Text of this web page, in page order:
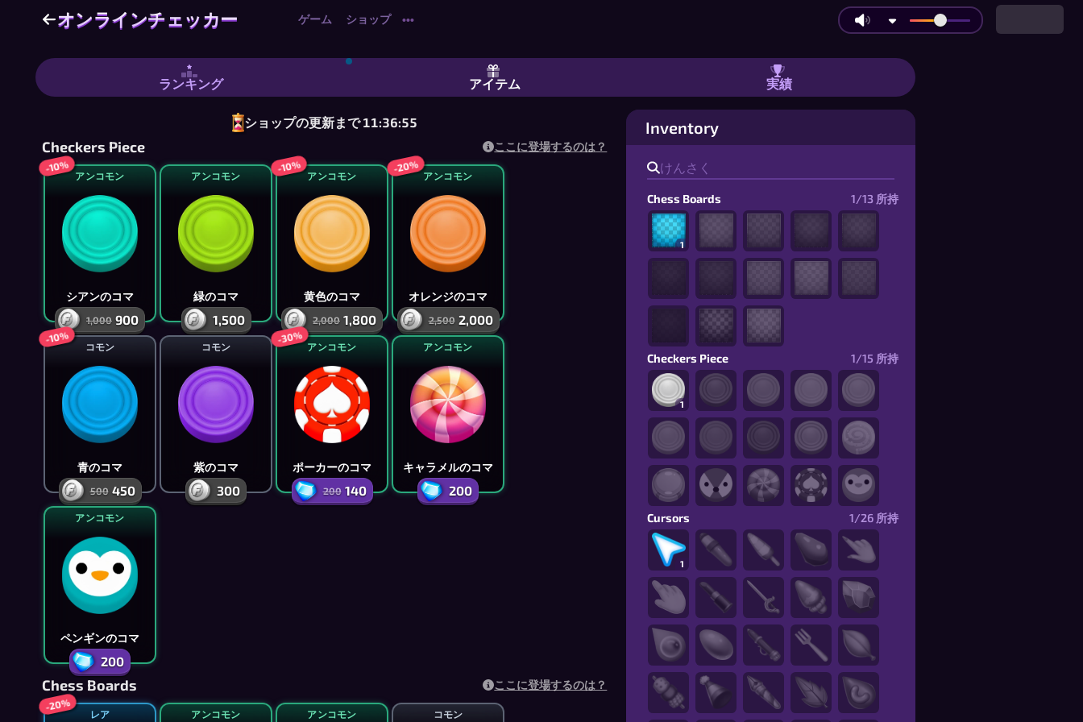
オンラインチェッカー
オンラインチェッカー ゲーム ショップ •••
オンラインチェッカー - 無料マルチプレイヤーのチェッカー＆ドラフツ：友達や7段階のAIボットと対戦しよう |
ランキング アイテム 実績
ショップの更新まで 11:36:54
Checkers Piece ここに登場するのは？
アンコモン
シアンのコマ
1,000 900
-10%
アンコモン
緑のコマ
1,500
アンコモン
黄色のコマ
2,000 1,800
-10%
アンコモン
オレンジのコマ
2,500 2,000
-20%
コモン
青のコマ
500 450
-10%
コモン
紫のコマ
300
アンコモン
ポーカーのコマ
200 140
-30%
アンコモン
キャラメルのコマ
200
アンコモン
ペンギンのコマ
200
Chess Boards ここに登場するのは？
レア
-20%
アンコモン アンコモン コモン
Inventory
Chess Boards 1/13 所持
1
Checkers Piece 1/15 所持
1
Cursors 1/26 所持
1